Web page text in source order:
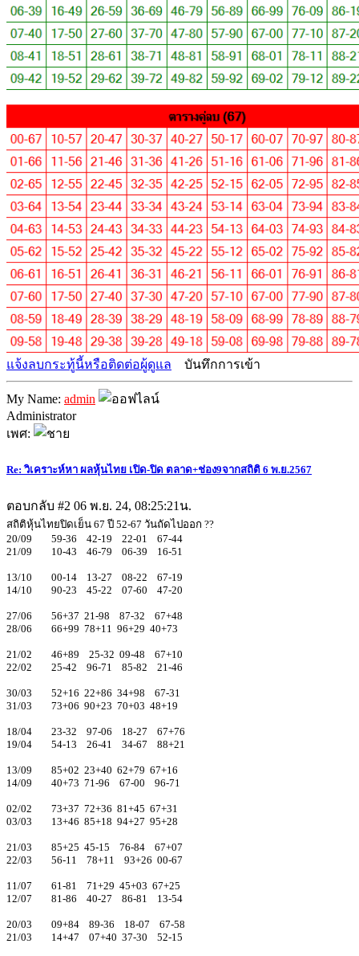
แจ้งลบกระทู้นี้หรือติดต่อผู้ดูแล บันทึกการเข้า
My Name: admin
Administrator
เพศ:
Re: วิเคราะห์หา ผลหุ้นไทย เปิด-ปิด ตลาด+ช่อง9จากสถิติ 6 พ.ย.2567
ตอบกลับ #2 06 พ.ย. 24, 08:25:21น.
สถิติหุ้นไทยปิดเย็น 67 ปี 52-67 วันถัดไปออก ??
20/09 59-36 42-19 22-01 67-44
21/09 10-43 46-79 06-39 16-51
13/10 00-14 13-27 08-22 67-19
14/10 90-23 45-22 07-60 47-20
27/06 56+37 21-98 87-32 67+48
28/06 66+99 78+11 96+29 40+73
21/02 46+89 25-32 09-48 67+10
22/02 25-42 96-71 85-82 21-46
30/03 52+16 22+86 34+98 67-31
31/03 73+06 90+23 70+03 48+19
18/04 23-32 97-06 18-27 67+76
19/04 54-13 26-41 34-67 88+21
13/09 85+02 23+40 62+79 67+16
14/09 40+73 71-96 67-00 96-71
02/02 73+37 72+36 81+45 67+31
03/03 13+46 85+18 94+27 95+28
21/03 85+25 45-15 76-84 67+07
22/03 56-11 78+11 93+26 00-67
11/07 61-81 71+29 45+03 67+25
12/07 81-86 40-27 86-81 13-54
20/03 09+84 89-36 18-07 67-58
21/03 14+47 07+40 37-30 52-15